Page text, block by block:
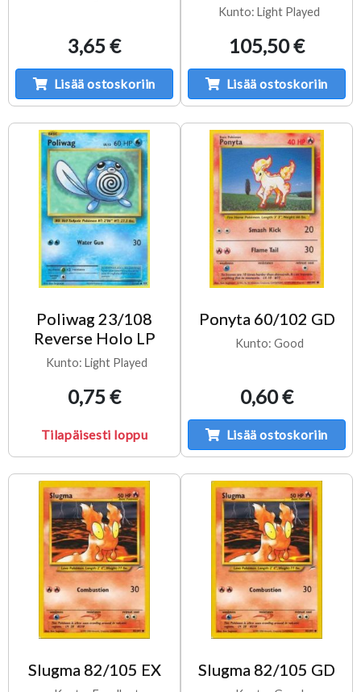
3,65 €
Lisää ostoskoriin
Kunto: Light Played
105,50 €
Lisää ostoskoriin
Poliwag 23/108
Reverse Holo LP
Kunto: Light Played
0,75 €
Tilapäisesti loppu
Ponyta 60/102 GD
Kunto: Good
0,60 €
Lisää ostoskoriin
Slugma 82/105 EX Slugma 82/105 GD